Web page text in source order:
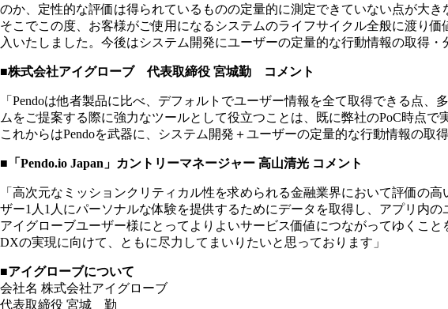
のか、定性的な評価は得られているものの定量的に測定できていない点が大き
そこでこの度、お客様がご使用になるシステムのライフサイクル全般に渡り
入いたしました。今後はシステム開発にユーザーの定量的な行動情報の取得
■株式会社アイグローブ 代表取締役 宮城勤 コメント
「Pendoは他者製品に比べ、デフォルトでユーザー情報を全て取得できる点
ムをご提案する際に強力なツールとして役立つことは、既に弊社のPoC時点で
これからはPendoを武器に、システム開発＋ユーザーの定量的な行動情報の取
■「Pendo.io Japan」カントリーマネージャー 高山清光 コメント
「高次元なミッションクリティカル性を求められる金融業界において評価の
ザー1人1人にパーソナルな体験を提供するためにデータを取得し、​​アプリ内
アイグローブユーザー様にとってよりよいサービス価値につながってゆくこ
DXの実現に向けて、ともに尽力してまいりたいと思っております」
■アイグローブについて
会社名 株式会社アイグローブ
代表取締役 宮城 勤